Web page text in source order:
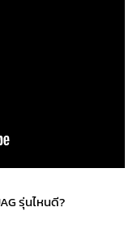
รุ่นไหนดี?